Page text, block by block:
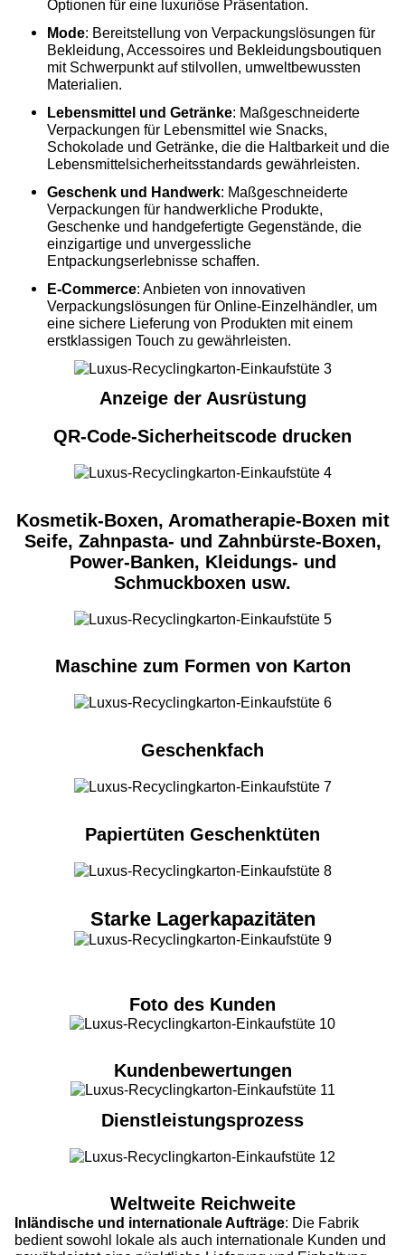
Optionen für eine luxuriöse Präsentation.
Mode: Bereitstellung von Verpackungslösungen für
Bekleidung, Accessoires und Bekleidungsboutiquen
mit Schwerpunkt auf stilvollen, umweltbewussten
Materialien.
Lebensmittel und Getränke: Maßgeschneiderte
Verpackungen für Lebensmittel wie Snacks,
Schokolade und Getränke, die die Haltbarkeit und die
Lebensmittelsicherheitsstandards gewährleisten.
Geschenk und Handwerk: Maßgeschneiderte
Verpackungen für handwerkliche Produkte,
Geschenke und handgefertigte Gegenstände, die
einzigartige und unvergessliche
Entpackungserlebnisse schaffen.
E-Commerce: Anbieten von innovativen
Verpackungslösungen für Online-Einzelhändler, um
eine sichere Lieferung von Produkten mit einem
erstklassigen Touch zu gewährleisten.
Anzeige der Ausrüstung
QR-Code-Sicherheitscode drucken
Kosmetik-Boxen, Aromatherapie-Boxen mit
Seife, Zahnpasta- und Zahnbürste-Boxen,
Power-Banken, Kleidungs- und
Schmuckboxen usw.
Maschine zum Formen von Karton
Geschenkfach
Papiertüten Geschenktüten
Starke Lagerkapazitäten
Foto des Kunden
Kundenbewertungen
Dienstleistungsprozess
Weltweite Reichweite
Inländische und internationale Aufträge: Die Fabrik
bedient sowohl lokale als auch internationale Kunden und